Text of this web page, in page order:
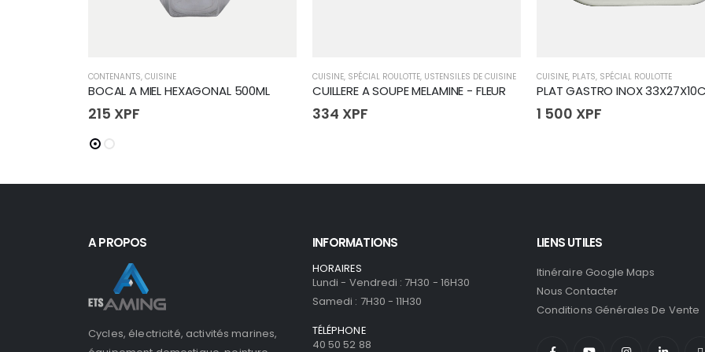
CONTENANTS, CUISINE
BOCAL A MIEL HEXAGONAL 500ML
215 XPF
CUISINE, SPÉCIAL ROULOTTE, USTENSILES DE CUISINE
CUILLERE A SOUPE MELAMINE - FLEUR
334 XPF
CUISINE, PLATS, SPÉCIAL ROULOTTE
PLAT GASTRO INOX
1 500 XPF
A PROPOS
Cycles, électricité, activités marines,
INFORMATIONS
HORAIRES
Lundi - Vendredi : 7H30 - 16H30
Samedi : 7H30 - 11H30
TÉLÉPHONE
40 50 52 88
LIENS UTILES
Itinéraire Google Maps
Nous Contacter
Conditions Générales De Vente